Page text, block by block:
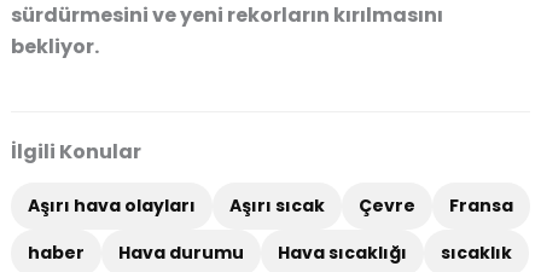
sürdürmesini ve yeni rekorların kırılmasını
bekliyor.
İlgili Konular
Aşırı hava olayları Aşırı sıcak Çevre
Fransa
haber
Hava durumu Hava sıcaklığı
sıcaklık